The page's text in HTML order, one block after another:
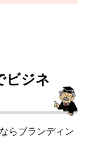
ビジネ
らブランディン